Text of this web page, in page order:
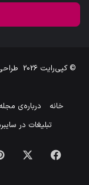
خود
وارد
© کپی‌رایت 2026
خانه
درباره‌ی
تبلیغات در
فیس